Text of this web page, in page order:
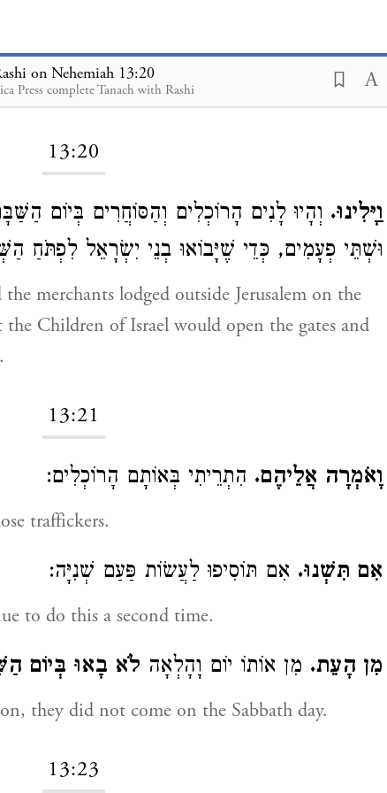
on Nehemiah 13:20
Press complete Tanach with Rashi
Loading...
13:20
וַיָּלִינוּ. וְהָיוּ לָנִים הָרוֹכְלִים וְהַסּוֹחֲרִים בְּיוֹם
וּשְׁתֵּי פְעָמִים, כְּדֵי שֶׁיָּבוֹאוּ בְנֵי יִשְׂרָאֵל לִפְתֹּחַ
merchants lodged outside Jerusalem on the
Children of Israel would open the gates and
13:21
וָאֹמְרָה אֲלֵיהֶם. הִתְרֵיתִי בְּאוֹתָם הָרוֹכְלִים:
traffickers.
אִם תִּשְׁנוּ. אִם תּוֹסִיפוּ לַעֲשׂוֹת פַּעַם שְׁנִיָּה:
to do this a second time.
מִן הָעֵת. מִן אוֹתוֹ יוֹם וָהָלְאָה לֹא בָאוּ בְּיוֹם
they did not come on the Sabbath day.
13:23